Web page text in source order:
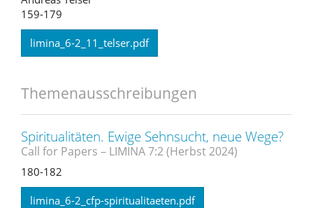
159-179
limina_6-2_11_telser.pdf
Themenausschreibungen
Spiritualitäten. Ewige Sehnsucht, neue Wege?
Call for Papers – LIMINA 7:2 (Herbst 2024)
180-182
limina_6-2_cfp-spiritualitaeten.pdf